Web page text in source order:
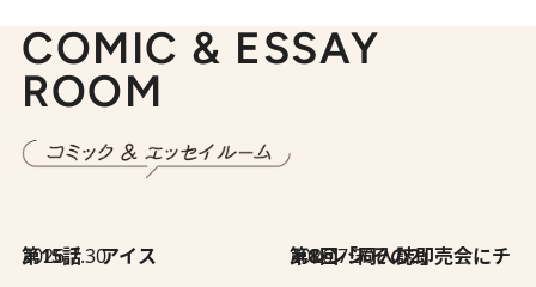
COMIC & ESSAY
ROOM
2026.7.30
第15話 アイス 2026.7.30
第8回「同人誌即売会にチャレンジ その2」